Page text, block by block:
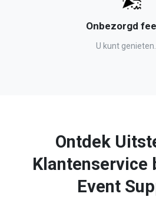
Onbezorgd
U kunt
Ontdek
Klantenservice
Event